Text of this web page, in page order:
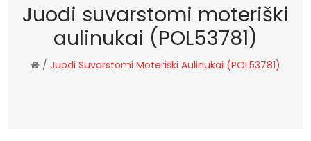
Juodi suvarstomi moteriški
aulinukai (POL53781)
/ Juodi Suvarstomi Moteriški Aulinukai (POL53781)